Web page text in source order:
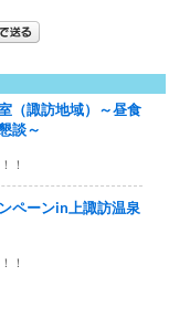
（諏訪地域）～昼食
談～
！
ペーンin上諏訪温泉
！